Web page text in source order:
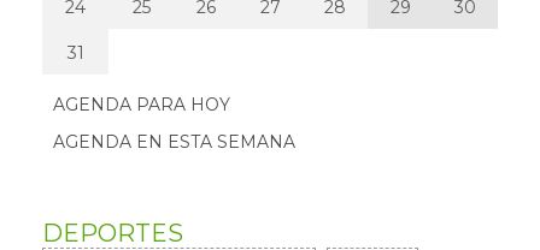
24 25 26 27 28 29 30
31
AGENDA PARA HOY
AGENDA EN ESTA SEMANA
DEPORTES